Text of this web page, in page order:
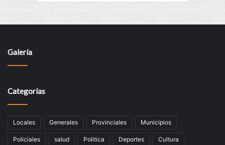
Galería
Categorías
Locales Generales Provinciales Municipios
Policiales salud Politica Deportes Cultura